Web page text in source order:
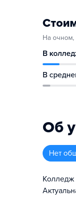
На очном,
В
В
Об
Нет
Колледж